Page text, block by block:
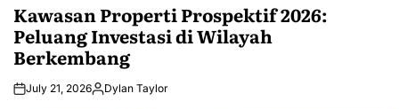
Kawasan Properti Prospektif 2026:
Peluang Investasi di Wilayah
Berkembang
July 21, 2026Posted
Dylan Taylor